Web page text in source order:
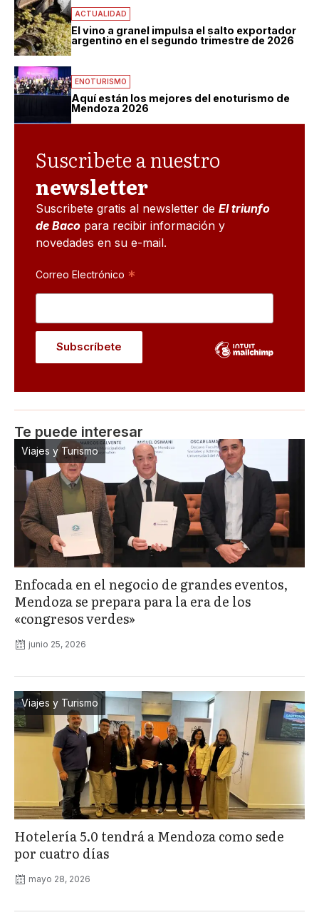
ACTUALIDAD
El vino a granel impulsa el salto exportador
argentino en el segundo trimestre de 2026
ENOTURISMO
Aquí están los mejores del enoturismo de
Mendoza 2026
Suscribete a nuestro
newsletter
Suscribete gratis al newsletter de El triunfo
de Baco para recibir información y
novedades en su e-mail.
Correo Electrónico *
Te puede interesar
Viajes y Turismo
Enfocada en el negocio de grandes eventos,
Mendoza se prepara para la era de los
«congresos verdes»
junio 25, 2026
Viajes y Turismo
Hotelería 5.0 tendrá a Mendoza como sede
por cuatro días
mayo 28, 2026